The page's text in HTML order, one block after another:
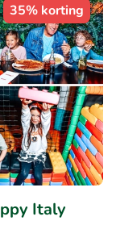
35% korting
Italy